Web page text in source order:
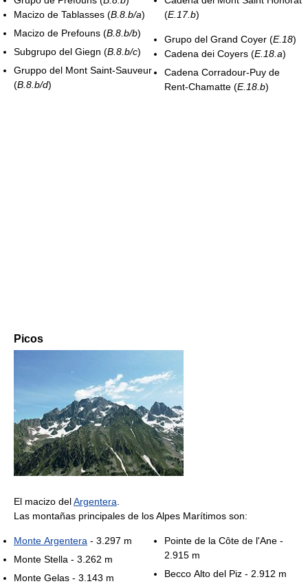
Macizo de Tablasses (B.8.b/a)
Macizo de Prefouns (B.8.b/b)
Subgrupo del Giegn (B.8.b/c)
Gruppo del Mont Saint-Sauveur
(B.8.b/d)
(E.17.b)
Grupo del Grand Coyer (E.18)
Cadena dei Coyers (E.18.a)
Cadena Corradour-Puy de
Rent-Chamatte (E.18.b)
Picos
El macizo delArgentera.
Las montañas principales de los Alpes Marítimos son:
Monte Argentera - 3.297 m
Monte Stella - 3.262 m
Monte Gelas - 3.143 m
Pointe de la Côte de l'Ane -
2.915 m
Becco Alto del Piz - 2.912 m